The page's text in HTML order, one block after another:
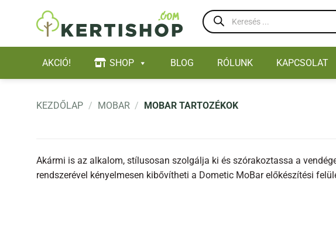
Products
search
AKCIÓ! SHOP BLOG RÓLUNK KAPCSOLAT
KEZDŐLAP / MOBAR / MOBAR TARTOZÉKOK
Akármi is az alkalom, stílusosan szolgálja ki és szórakoztassa a
rendszerével kényelmesen kibővítheti a Dometic MoBar előkészítési